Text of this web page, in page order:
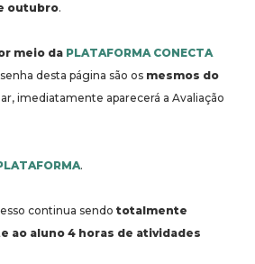
outubro.
meio da PLATAFORMA CONECTA
desta página são os mesmos do
imediatamente aparecerá a Avaliação
.
continua sendo totalmente
ao aluno 4 horas de atividades